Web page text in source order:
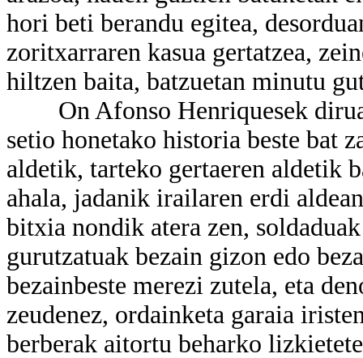
hori beti berandu egitea,
zoritxarraren kasua gertatzea,
hiltzen baita, batzuetan minutu
On Afonso Henriquesek dirua
setio honetako historia beste bat
aldetik, tarteko gertaeren aldetik
ahala, jadanik irailaren erdi
bitxia nondik atera zen,
gurutzatuak bezain gizon edo
bezainbeste merezi zutela, eta
zeudenez, ordainketa garaia
berberak aitortu beharko